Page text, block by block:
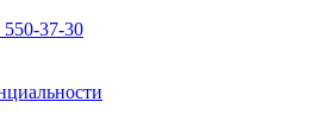
550-37-30